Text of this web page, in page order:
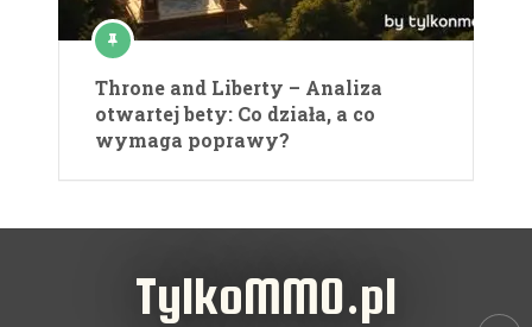
Throne and Liberty – Analiza
otwartej bety: Co działa, a co
wymaga poprawy?
TylkoMMO.pl